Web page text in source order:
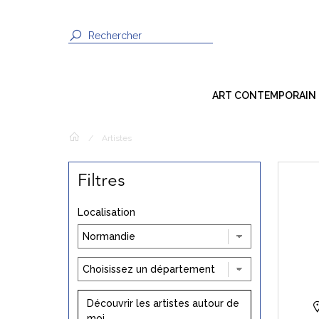
ART CONTEMPORAIN
Peinture
Techniques Mixtes
Installation
/ Artistes
Filtres
Localisation
Découvrir les artistes autour de